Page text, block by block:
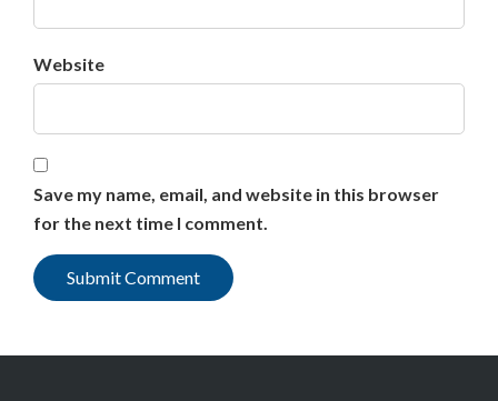
Website
Save my name, email, and website in this browser
for the next time I comment.